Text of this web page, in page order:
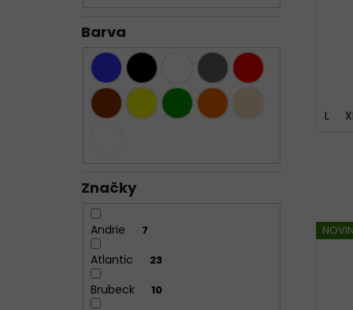
Barva
Značky
Andrie 7
Atlantic 23
Brubeck 10
L